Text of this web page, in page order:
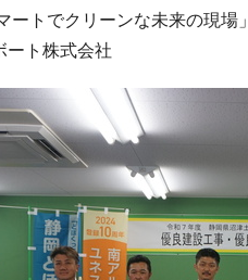
トでクリーンな未来の現場」
ト株式会社